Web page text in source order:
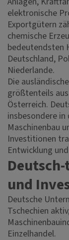
elektronische
Exportgütern
chemische
bedeutendsten
Deutschland,
Niederlande.
Die
größtenteils
Österreich.
insbesondere
Maschinenbau
Investitionen
Entwicklung
und
Deutsche
Tschechien
Einzelhandel.